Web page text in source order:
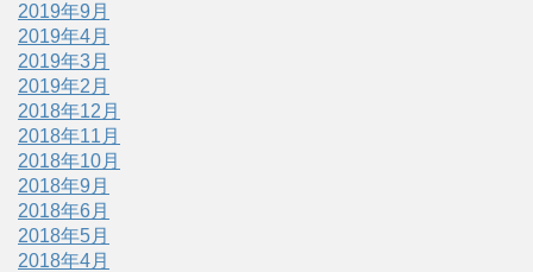
2019年9月
2019年4月
2019年3月
2019年2月
2018年12月
2018年11月
2018年10月
2018年9月
2018年6月
2018年5月
2018年4月